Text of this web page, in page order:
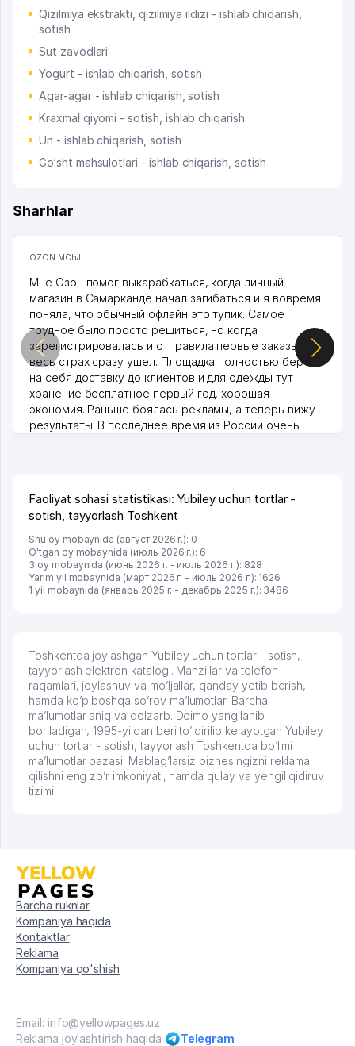
Qizilmiya ekstrakti, qizilmiya ildizi - ishlab chiqarish,
sotish
Sut zavodlari
Yogurt - ishlab chiqarish, sotish
Agar-agar - ishlab chiqarish, sotish
Kraxmal qiyomi - sotish, ishlab chiqarish
Un - ishlab chiqarish, sotish
Go‘sht mahsulotlari - ishlab chiqarish, sotish
Sharhlar
OZON MChJ
Мне Озон помог выкарабкаться, когда личный
магазин в Самарканде начал загибаться и я вовремя
поняла, что обычный офлайн это тупик. Самое
трудное было просто решиться, но когда
зарегистрировалась и отправила первые заказы,
весь страх сразу ушел. Площадка полностью берет
на себя доставку до клиентов и для одежды тут
хранение бесплатное первый год, хорошая
экономия. Раньше боялась рекламы, а теперь вижу
результаты. В последнее время из России очень
Faoliyat sohasi statistikasi: Yubiley uchun tortlar -
sotish, tayyorlash Toshkent
Shu oy mobaynida (август 2026 г.): 0
O'tgan oy mobaynida (июль 2026 г.): 6
3 oy mobaynida (июнь 2026 г. - июль 2026 г.): 828
Yarim yil mobaynida (март 2026 г. - июль 2026 г.): 1626
1 yil mobaynida (январь 2025 г. - декабрь 2025 г.): 3486
Toshkentda joylashgan Yubiley uchun tortlar - sotish,
tayyorlash elektron katalogi. Manzillar va telefon
raqamlari, joylashuv va mo’ljallar, qanday yetib borish,
hamda ko’p boshqa so’rov ma’lumotlar. Barcha
ma’lumotlar aniq va dolzarb. Doimo yangilanib
boriladigan, 1995-yildan beri to’ldirilib kelayotgan Yubiley
uchun tortlar - sotish, tayyorlash Toshkentda bo’limi
ma’lumotlar bazasi. Mablag’larsiz biznesingizni reklama
qilishni eng zo’r imkoniyati, hamda qulay va yengil qidiruv
tizimi.
Barcha ruknlar
Kompaniya haqida
Kontaktlar
Reklama
Kompaniya qo'shish
Email: info@yellowpages.uz
Reklama joylashtirish haqida
Telegram